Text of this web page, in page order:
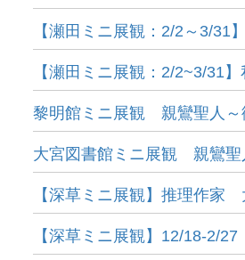
【瀬田ミニ展観：2/2～3/31
【瀬田ミニ展観：2/2~3/31
黎明館ミニ展観 親鸞聖人～
大宮図書館ミニ展観 親鸞聖
【深草ミニ展観】推理作家
【深草ミニ展観】12/18-2/